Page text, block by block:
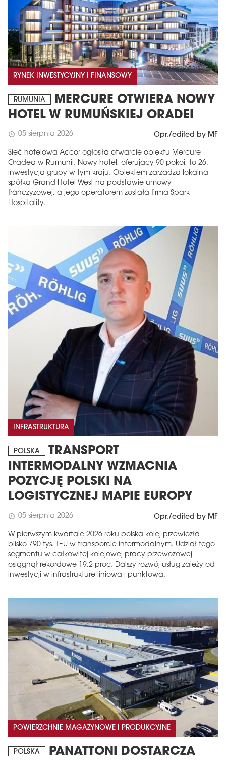
RYNEK INWESTYCYJNY I FINANSOWY
RUMUNIA
MERCURE OTWIERA NOWY
HOTEL W RUMUŃSKIEJ ORADEI
schedule 05 sierpnia 2026 Opr./edited by MF
Sieć hotelowa Accor ogłosiła otwarcie obiektu Mercure
Oradea w Rumunii. Nowy hotel, oferujący 90 pokoi, to 26.
inwestycja grupy w tym kraju. Obiektem zarządza lokalna
spółka Grand Hotel West na podstawie umowy
franczyzowej, a jego operatorem została firma Spark
Hospitality.
INFRASTRUKTURA
POLSKA
TRANSPORT
INTERMODALNY WZMACNIA
POZYCJĘ POLSKI NA
LOGISTYCZNEJ MAPIE EUROPY
schedule 05 sierpnia 2026 Opr./edited by MF
W pierwszym kwartale 2026 roku polska kolej przewiozła
blisko 790 tys. TEU w transporcie intermodalnym. Udział tego
segmentu w całkowitej kolejowej pracy przewozowej
osiągnął rekordowe 19,2 proc. Dalszy rozwój usług zależy od
inwestycji w infrastrukturę liniową i punktową.
POWIERZCHNIE MAGAZYNOWE I PRODUKCYJNE
POLSKA
PANATTONI DOSTARCZA